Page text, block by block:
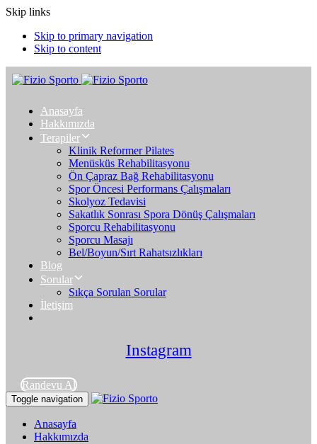
Skip links
Skip to primary navigation
Skip to content
Anasayfa
Hakkımızda
Terapiler
Klinik Reformer Pilates
Menüsküs Rehabilitasyonu
Ön Çapraz Bağ Rehabilitasyonu
Spor Öncesi Performans Çalışmaları
Skolyoz Tedavisi
Sakatlık Sonrası Spora Dönüş Çalışmaları
Sporcu Rehabilitasyonu
Sporcu Masajı
Bel/Boyun/Sırt Rahatsızlıkları
Blog
Sorular
Sıkça Sorulan Sorular
İletişim
Instagram
Randevu Al
Toggle navigation
Anasayfa
Hakkımızda